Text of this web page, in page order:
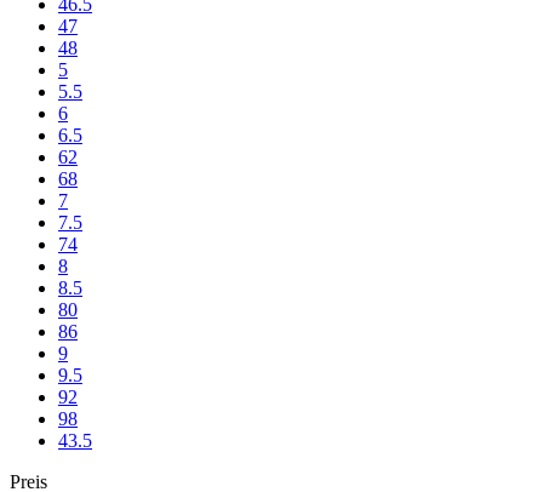
46.5
47
48
5
5.5
6
6.5
62
68
7
7.5
74
8
8.5
80
86
9
9.5
92
98
43.5
Preis